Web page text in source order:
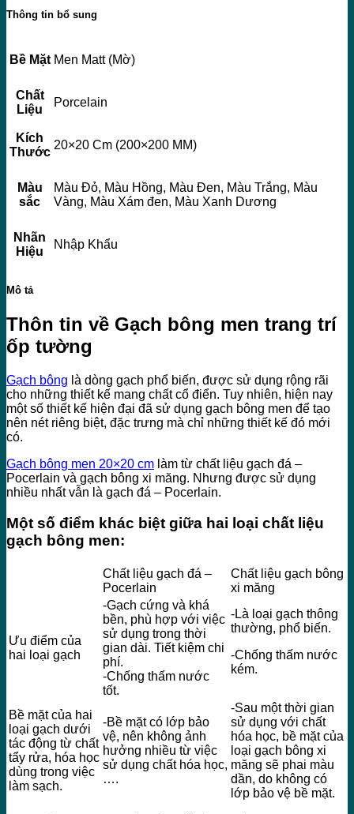
Thông tin bổ sung
Bề Mặt Men Matt (Mờ)
Chất
Liệu
Porcelain
Kích
Thước
20×20 Cm (200×200 MM)
Màu
sắc
Màu Đỏ, Màu Hồng, Màu Đen, Màu Trắng, Màu
Vàng, Màu Xám đen, Màu Xanh Dương
Nhãn
Hiệu
Nhập Khẩu
Mô tả
Thôn tin về Gạch bông men trang trí
ốp tường
Gạch bông là dòng gạch phổ biến, được sử dụng rộng rãi
cho những thiết kế mang chất cổ điển. Tuy nhiên, hiện nay
một số thiết kế hiện đại đã sử dụng gạch bông men để tạo
nên nét riêng biệt, đặc trưng mà chỉ những thiết kế đó mới
có.
Gạch bông men 20×20 cm làm từ chất liệu gạch đá –
Pocerlain và gạch bông xi măng. Nhưng được sử dụng
nhiều nhất vẫn là gạch đá – Pocerlain.
Một số điểm khác biệt giữa hai loại chất liệu
gạch bông men:
Chất liệu gạch đá –
Pocerlain
Chất liệu gạch bông
xi măng
Ưu điểm của
hai loại gạch
-Gạch cứng và khá
bền, phù hợp với việc
sử dụng trong thời
gian dài. Tiết kiệm chi
phí.
-Chống thấm nước
tốt.
-Là loại gạch thông
thường, phổ biến.
-Chống thấm nước
kém.
Bề mặt của hai
loại gạch dưới
tác động từ chất
tẩy rửa, hóa học
dùng trong việc
làm sạch.
-Bề mặt có lớp bảo
vệ, nên không ảnh
hưởng nhiều từ việc
sử dụng chất hóa học,
….
-Sau một thời gian
sử dụng với chất
hóa học, bề mặt của
loại gạch bông xi
măng sẽ phai màu
dần, do không có
lớp bảo vệ bề mặt.